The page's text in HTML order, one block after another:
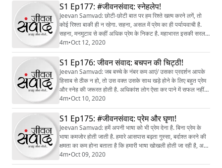
S1 Ep177: #जीवनसंवाद: स्नेहलेप!
Jeevan Samvad: छोटी-छोटी बात पर हम रिश्ते खत्म करने लगें, तो
कोई रिश्ता बाकी ही न रहेगा. सहना, असल में प्रेम का ही पर्यायवाची है.
सहना, मनमुटाव से कहीं अधिक प्रेम के निकट है. महाभारत इसकी सरल
व्याख्या है!
4m•Oct 12, 2020
S1 Ep176: जीवन संवाद: बचपन की चिट्ठी!
Jeevan Samvad: जब बच्चे के नंबर कम आएं/ उसका प्रदर्शन आपके
हिसाब से ठीक न हो, तो उस वक्त उसके साथ खड़े होने के लिए बहुत प्रेम
और स्नेह की जरूरत होती है. अधिकांश लोग ऐसा कर पाने में सफल नहीं हो
रहे हैं!
4m•Oct 10, 2020
S1 Ep175: #जीवनसंवाद: प्रेम और घृणा!
Jeevan Samvad: हमें अपनी भाषा को भी प्रेम देना है. बिना प्रेम के
भाषा कमजोर होती जाती है. हमारे आसपास बढ़ता गुस्सा, बर्दाश्त करने की
क्षमता का कम होना बताता है कि हमारी भाषा खोखली होती जा रही है, अति
की ओर बढ़ती जा रही है, उसे प्रेम का साथ मिलना जरूरी है. इससे ही हम
मन को घृणा की ओर बढ़ने से रोक पाएंगे.
4m•Oct 09, 2020